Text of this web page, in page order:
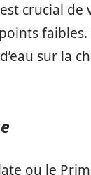
crucial
sur la
ou le